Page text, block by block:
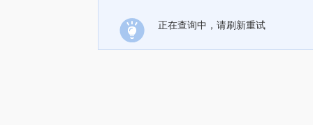
正在查询中，请刷新重试